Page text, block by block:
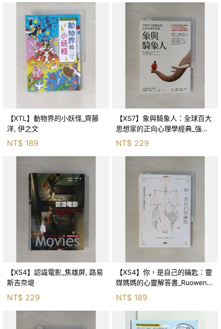
【XTL】動物界的小妖怪_齊藤
洋, 伊之文
NT$ 189
【XS7】象與騎象人：全球百大
思想家的正向心理學經典_強納
森．海德, 李靜瑤
NT$ 229
【XS4】認識電影_焦雄屏, 路易
斯吉奈堤
NT$ 229
【XS4】你，是自己的鑰匙：靈
媒媽媽的心靈解答書_Ruowen
Huang
NT$ 189